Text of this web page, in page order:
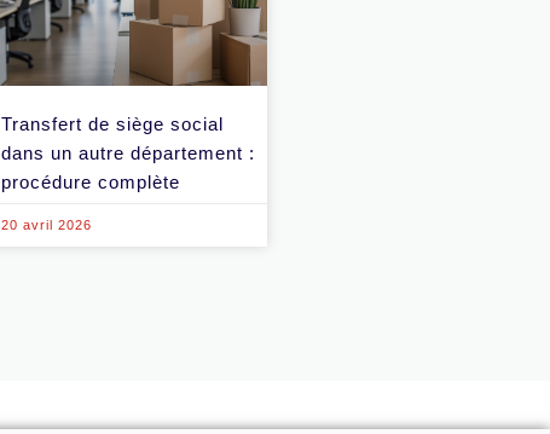
Transfert de siège social
dans un autre département :
procédure complète
20 avril 2026